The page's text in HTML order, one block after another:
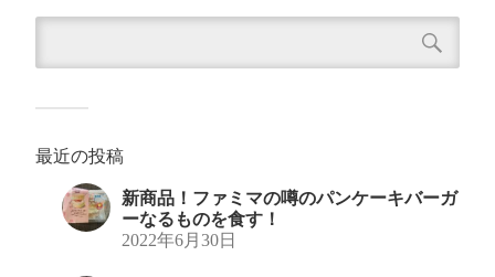
最近の投稿
新商品！ファミマの噂のパンケーキバーガ
ーなるものを食す！
2022年6月30日